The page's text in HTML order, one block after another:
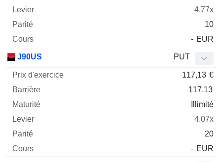
4.77x
10
- EUR
J90US PUT
117,13 €
117,13
Illimité
4.07x
20
- EUR